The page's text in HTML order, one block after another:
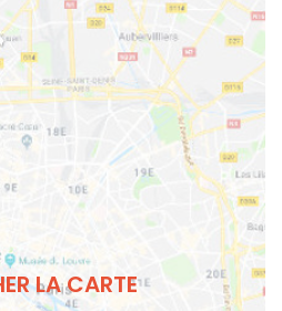
LA CARTE